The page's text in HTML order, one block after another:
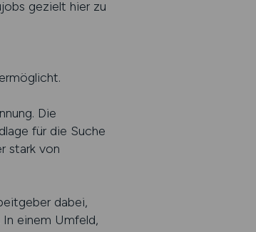
gezielt hier zu
Die
für die Suche
stark von
dabei,
einem Umfeld,